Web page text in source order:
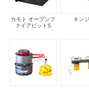
カモト オープンフ
ァイアピットS
キン